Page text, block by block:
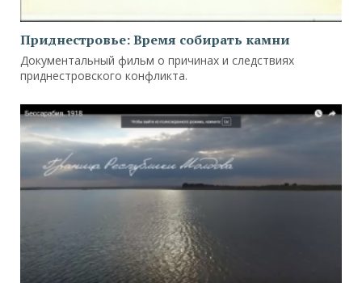
Приднестровье: Время собирать камни
Документальный фильм о причинах и следствиях
приднестровского конфликта.